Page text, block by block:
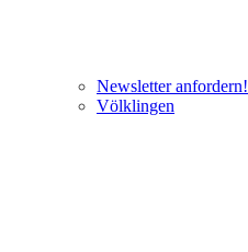
Newsletter anfordern!
Völklingen